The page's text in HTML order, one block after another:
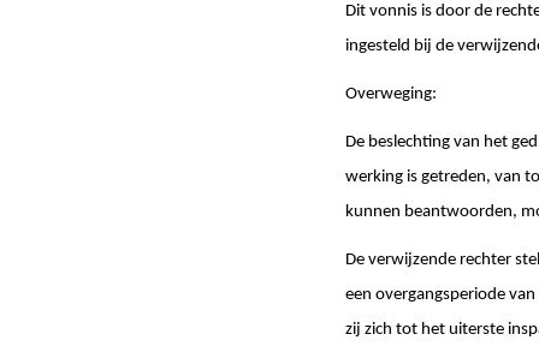
Dit vonnis is door de
ingesteld bij de
Overweging:
De beslechting van het
werking is getreden, van
kunnen beantwoorden,
De verwijzende rechter
een overgangsperiode
zij zich tot het uiterste